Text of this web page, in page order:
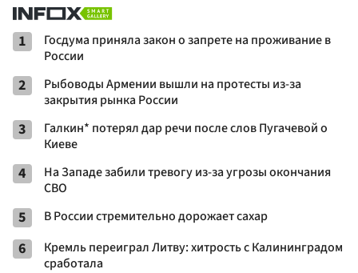
1
Госдума приняла закон о запрете на проживание в
России
2
Рыбоводы Армении вышли на протесты из-за
закрытия рынка России
3
Галкин* потерял дар речи после слов Пугачевой о
Киеве
4
На Западе забили тревогу из-за угрозы окончания
СВО
5 В России стремительно дорожает сахар
6
Кремль переиграл Литву: хитрость с Калининградом
сработала